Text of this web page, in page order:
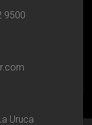
9500
Uruca